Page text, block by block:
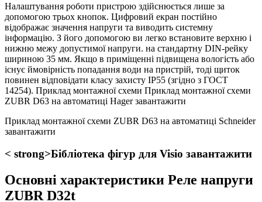
Налаштування роботи пристрою здійснюється лише за
допомогою трьох кнопок. Цифровий екран постійно
відображає значення напруги та виводить системну
інформацію. З його допомогою ви легко встановите верхню і
нижню межу допустимої напруги. на стандартну DIN-рейку
шириною 35 мм. Якщо в приміщенні підвищена вологість або
існує ймовірність попадання води на пристрій, тоді щиток
повинен відповідати класу захисту IP55 (згідно з ГОСТ
14254). Приклад монтажної схеми Приклад монтажної схеми
ZUBR D63 на автоматиці Hager завантажити
Приклад монтажної схеми ZUBR D63 на автоматиці Schneider
завантажити
< strong>Бібліотека фігур для Visio завантажити
Основні характеристики Реле напруги
ZUBR D32t